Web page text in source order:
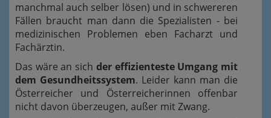
manchmal auch selber lösen) und in schwereren
Fällen braucht man dann die Spezialisten - bei
medizinischen Problemen eben Facharzt und
Fachärztin.
Das wäre an sich der effizienteste Umgang mit
dem Gesundheitssystem. Leider kann man die
Österreicher und Österreicherinnen offenbar
nicht davon überzeugen, außer mit Zwang.